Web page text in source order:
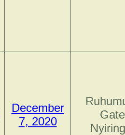
December
7, 2020